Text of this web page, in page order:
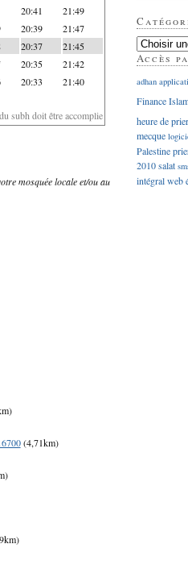
20:41 21:49
20:39 21:47
20:37 21:45
20:35 21:42
20:33 21:40
subh doit être accomplie
mosquée locale et/ou au
(4,71km)
Accès
adhan
Finance
heure de
mecque
Palestine
2010salat
intégralweb